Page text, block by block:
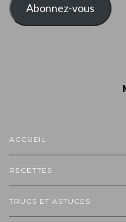
Abonnez-vous
ACCUEIL
RECETTES
TRUCS ET ASTUCES